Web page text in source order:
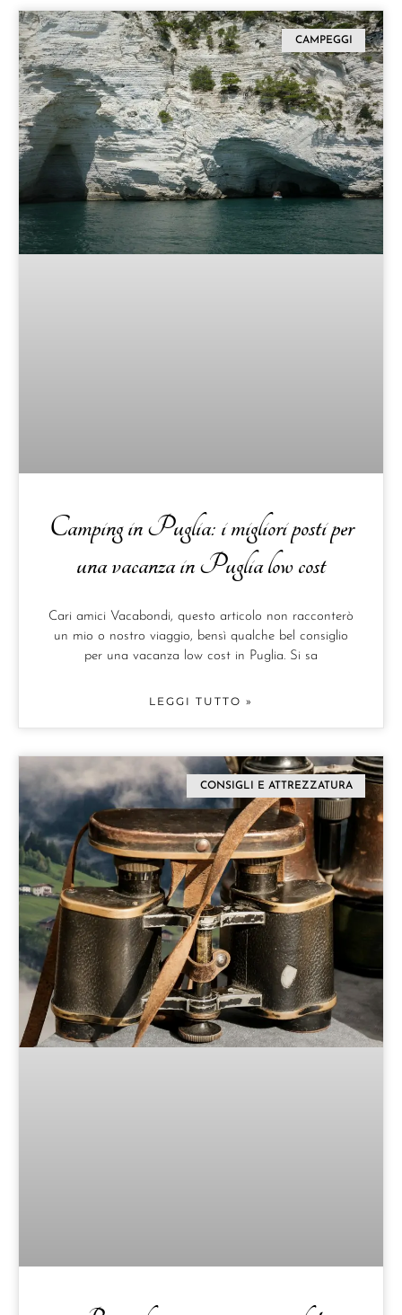
CAMPEGGI
Camping in Puglia: i migliori posti per
una vacanza in Puglia low cost
Cari amici Vacabondi, questo articolo non racconterò
un mio o nostro viaggio, bensì qualche bel consiglio
per una vacanza low cost in Puglia. Si sa
LEGGI TUTTO »
CONSIGLI E ATTREZZATURA